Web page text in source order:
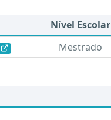
Nível Escolar
Mestrado